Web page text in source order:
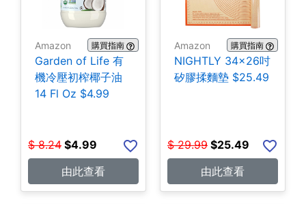
Amazon 購買指南
Garden of Life 有
機冷壓初榨椰子油
14 Fl Oz $4.99
$ 8.24 $4.99
由此查看
Amazon 購買指南
NIGHTLY 34x26吋
矽膠揉麵墊 $25.49
$ 29.99 $25.49
由此查看